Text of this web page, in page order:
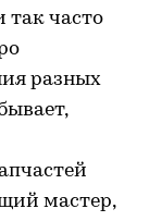
так часто
разных
мастер,